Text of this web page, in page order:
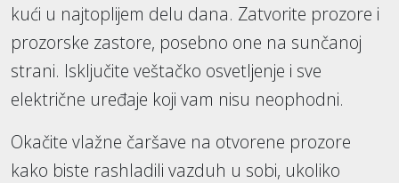
kući u najtoplijem delu dana. Zatvorite prozore i
prozorske zastore, posebno one na sunčanoj
strani. Isključite veštačko osvetljenje i sve
električne uređaje koji vam nisu neophodni.
Okačite vlažne čaršave na otvorene prozore
kako biste rashladili vazduh u sobi, ukoliko